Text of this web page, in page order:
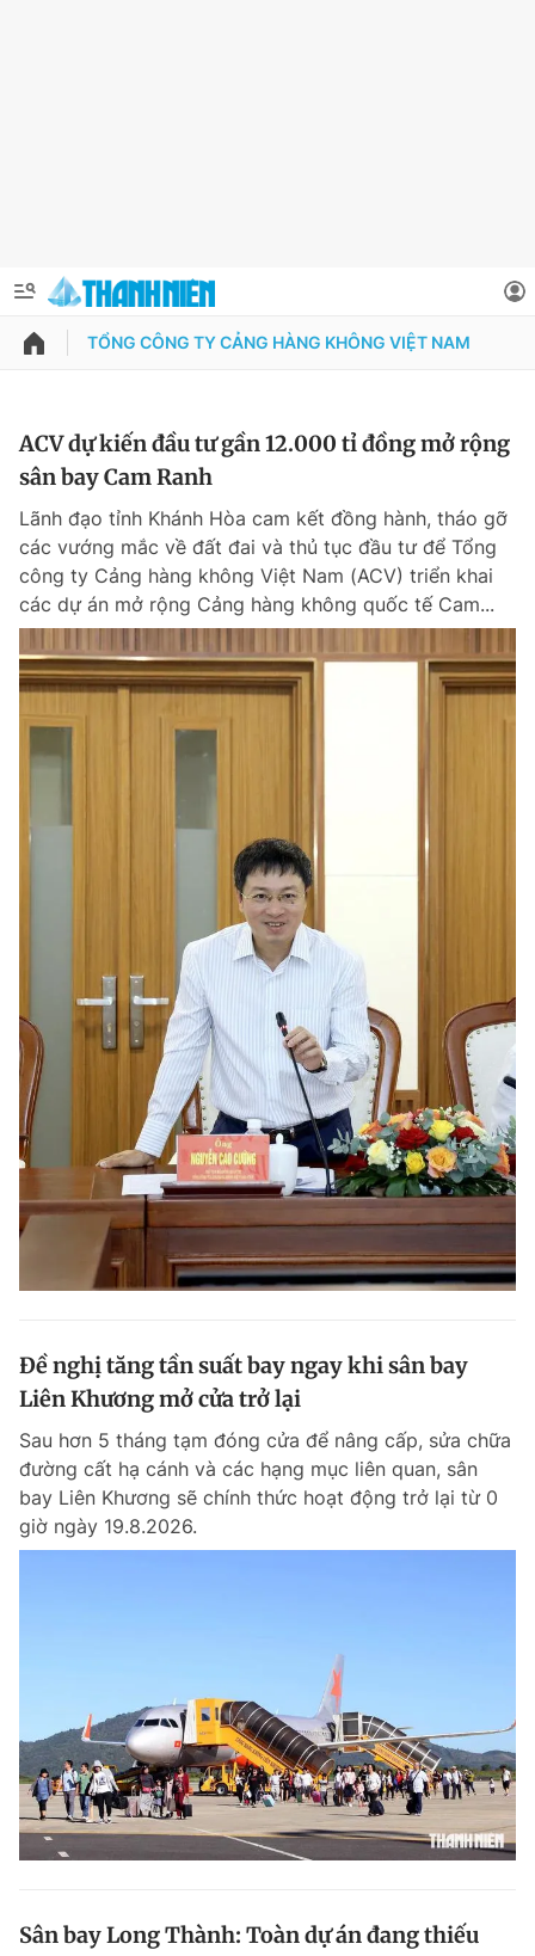
QUẢNG CÁO
Chuyên mục khác
Chào ngày mới Tin 24h
Tin thị trường Tin 360
Video
Bạn cần biết
Thông tin tòa soạn Liên hệ quảng cáo
Đọc Thanh Niên trên điện thoại
Theo dõi báo trên
Hotline
0906 645 777
Liên hệ quảng cáo
0908 780 404
Đặt báo Quảng cáo RSS Tòa soạn Chính sách bảo
Tổng biên tập: Nguyễn Ngọc Toàn
Phó tổng biên tập thường trực: Hải Thành
Phó tổng biên tập: Lâm Hiếu Dũng
dưới mọi hình thức nếu không có sự chấp thuận bằng văn bản.
Thông tin tài khoản
Đổi mật khẩu
Tin đã lưu
Tin đã xem
Đăng xuất
TỔNG CÔNG TY CẢNG HÀNG KHÔNG VIỆT NAM
ACV dự kiến đầu tư gần 12.000 tỉ đồng mở rộng
sân bay Cam Ranh
Lãnh đạo tỉnh Khánh Hòa cam kết đồng hành, tháo gỡ
các vướng mắc về đất đai và thủ tục đầu tư để Tổng
công ty Cảng hàng không Việt Nam (ACV) triển khai
các dự án mở rộng Cảng hàng không quốc tế Cam...
Đề nghị tăng tần suất bay ngay khi sân bay
Liên Khương mở cửa trở lại
Sau hơn 5 tháng tạm đóng cửa để nâng cấp, sửa chữa
đường cất hạ cánh và các hạng mục liên quan, sân
bay Liên Khương sẽ chính thức hoạt động trở lại từ 0
giờ ngày 19.8.2026.
Sân bay Long Thành: Toàn dự án đang thiếu